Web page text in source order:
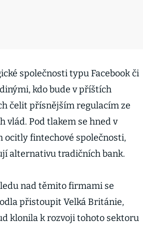
společnosti typu Facebook či
kdo bude v příštích
čelit přísnějším regulacím ze
vlád. Pod tlakem se hned v
ocitly fintechové společnosti,
alternativu tradičních bank.
nad těmito firmami se
přistoupit Velká Británie,
klonila k rozvoji tohoto sektoru